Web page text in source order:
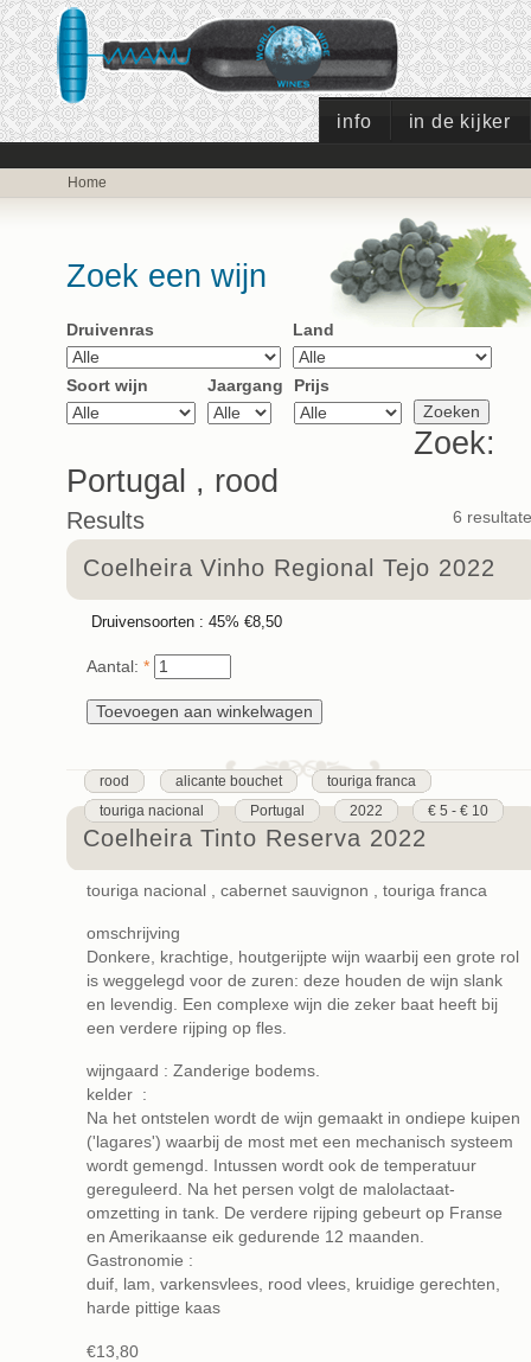
info in de kijker
Home
Zoek een wijn
Druivenras Land
Soort wijn Jaargang Prijs
Zoek:
Portugal , rood
6
Results
Coelheira Vinho Regional Tejo 2022
Druivensoorten : 45% €8,50
Aantal: *
rood alicante bouchet
touriga franca
touriga nacional
Portugal 2022 € 5 - € 10
Coelheira Tinto Reserva 2022
touriga nacional , cabernet sauvignon , touriga franca
omschrijving
Donkere, krachtige, houtgerijpte wijn waarbij een grote rol
is weggelegd voor de zuren: deze houden de wijn slank
en levendig. Een complexe wijn die zeker baat heeft bij
een verdere rijping op fles.
wijngaard : Zanderige bodems.
kelder :
Na het ontstelen wordt de wijn gemaakt in ondiepe kuipen
('lagares') waarbij de most met een mechanisch systeem
wordt gemengd. Intussen wordt ook de temperatuur
gereguleerd. Na het persen volgt de malolactaat-
omzetting in tank. De verdere rijping gebeurt op Franse
en Amerikaanse eik gedurende 12 maanden.
Gastronomie :
duif, lam, varkensvlees, rood vlees, kruidige gerechten,
harde pittige kaas
€13,80